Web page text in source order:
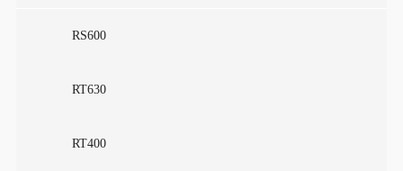
RS600
RT630
RT400